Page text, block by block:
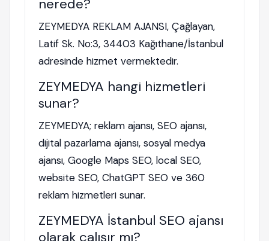
nerede?
ZEYMEDYA REKLAM AJANSI, Çağlayan,
Latif Sk. No:3, 34403 Kağıthane/İstanbul
adresinde hizmet vermektedir.
ZEYMEDYA hangi hizmetleri
sunar?
ZEYMEDYA; reklam ajansı, SEO ajansı,
dijital pazarlama ajansı, sosyal medya
ajansı, Google Maps SEO, local SEO,
website SEO, ChatGPT SEO ve 360
reklam hizmetleri sunar.
ZEYMEDYA İstanbul SEO ajansı
olarak çalışır mı?